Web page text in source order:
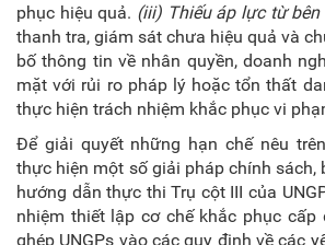
phục hiệu quả. (iii) Thiếu áp lực từ bên
thanh tra, giám sát chưa hiệu quả và
bố thông tin về nhân quyền, doanh
mặt với rủi ro pháp lý hoặc tổn thất
thực hiện trách nhiệm khắc phục vi
Để giải quyết những hạn chế nêu
thực hiện một số giải pháp chính sách,
hướng dẫn thực thi Trụ cột III của
nhiệm thiết lập cơ chế khắc phục cấp
ghép UNGPs vào các quy định về các